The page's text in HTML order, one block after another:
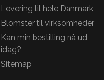
Levering til hele Danmark
Blomster til virksomheder
Kan min bestilling nå ud
idag?
Sitemap